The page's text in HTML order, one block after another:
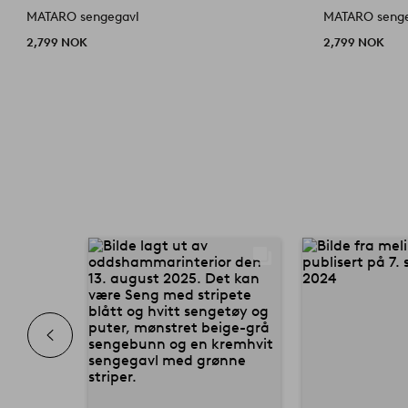
MATARO sengegavl
2,799 NOK
MATARO
2,799 NOK